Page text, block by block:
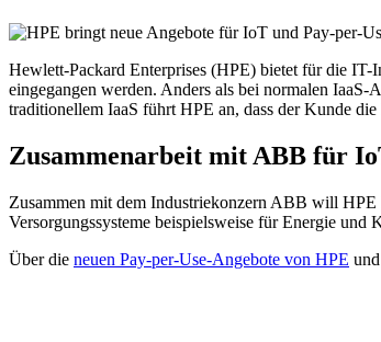
Hewlett-Packard Enterprises (HPE) bietet für die
eingegangen werden. Anders als bei normalen
traditionellem IaaS führt HPE an, dass der Kunde
Zusammenarbeit mit ABB für
Zusammen mit dem Industriekonzern ABB will
Versorgungssysteme beispielsweise für Energie
Über die neuen Pay-per-Use-Angebote von HPE